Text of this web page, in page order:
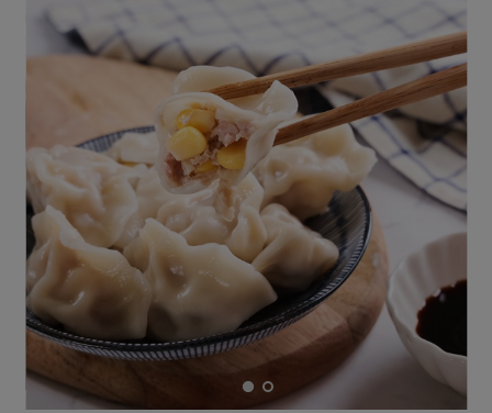
奶蛋豆・五穀
乳製品
米麵雜糧
肉品・水產
畜產肉類 水產
水畜加工品
調理食材・點心
調味醬料/南北貨 烘焙
休閒零嘴 沖泡飲品
蔬食
蛋料理
料理方式
烘焙．點心
醬料
湯品．鍋物
把最好的台灣味帶回家！
防災用品預購圓滿結束
2026年端午節預購圓滿結束
更多預購活動
當季產品
合作25-經典快閃最後一週
合作25-精選產品第四彈
合作25-精選產品第三彈
更多當季產品
觀點文章
一籃菜真心話
社內大小事 合作聯合國
產品故事 生活提案
樂齡生活 親子食育
廚房瑜伽
關注議題
減硝酸鹽 惜食
非基改運動 支持本土農糧
關於合作社
合作社組織
員工與求才
產品檢驗
自主把關
硝酸鹽檢驗